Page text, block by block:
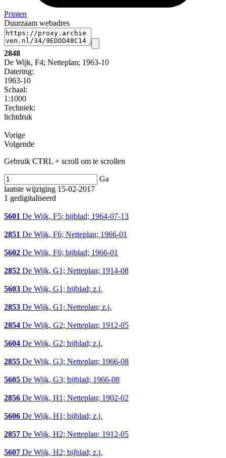
Printen
Duurzaam webadres
2848
De Wijk, F4; Netteplan; 1963-10
Datering:
1963-10
Schaal:
1:1000
Techniek:
lichtdruk
Vorige
Volgende
Gebruik CTRL + scroll om te scrollen
Ga
laatste wijziging 15-02-2017
1 gedigitaliseerd
5601 De Wijk, F5; bijblad; 1964-07-13
2851 De Wijk, F6; Netteplan; 1966-01
5602 De Wijk, F6; bijblad; 1966-01
2852 De Wijk, G1; Netteplan; 1914-08
5603 De Wijk, G1; bijblad; z.j.
2853 De Wijk, G1; Netteplan; z.j.
2854 De Wijk, G2; Netteplan; 1912-05
5604 De Wijk, G2; bijblad; z.j.
2855 De Wijk, G3; Netteplan; 1966-08
5605 De Wijk, G3; bijblad; 1966-08
2856 De Wijk, H1; Netteplan; 1902-02
5606 De Wijk, H1; bijblad; z.j.
2857 De Wijk, H2; Netteplan; 1912-05
5607 De Wijk, H2; bijblad; z.j.